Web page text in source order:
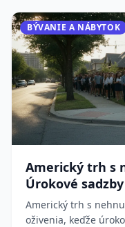
BÝVANIE A NÁBYTOK
Americký trh s
Úrokové
rastie
Americký trh s
oživenia, keďže